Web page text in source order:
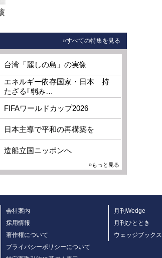
»すべての特集を見る
台湾「麗しの島」の実像
エネルギー依存国家・日本 持
たざる｢弱み…
FIFAワールドカップ2026
日本主導で平和の再構築を
造船立国ニッポンへ
»もっと見る
会社案内
採用情報
著作権について
プライバシーポリシーについて
月刊Wedge
月刊ひととき
ウェッジブックス